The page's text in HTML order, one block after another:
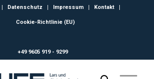
Datenschutz Impressum Kontakt
Cookie-Richtlinie (EU)
+49 9605 919 - 9299